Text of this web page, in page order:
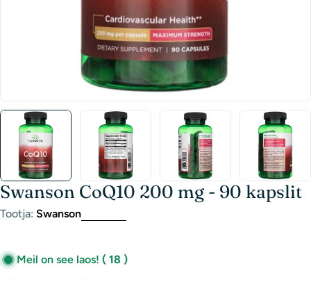
Swanson CoQ10 200 mg - 90 kapslit
Tootja: Swanson
Meil on see laos! ( 18 )